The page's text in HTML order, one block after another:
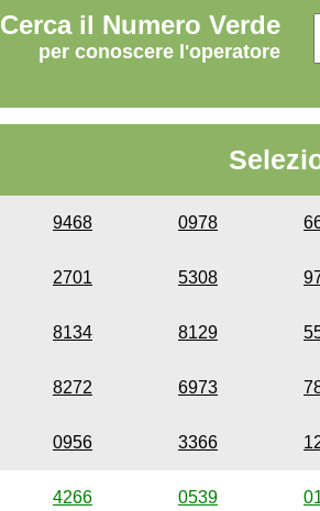
Cerca il Numero Verde
per conoscere l'operatore
9468 0978
2701 5308
8134 8129
8272 6973
0956 3366
4266 0539